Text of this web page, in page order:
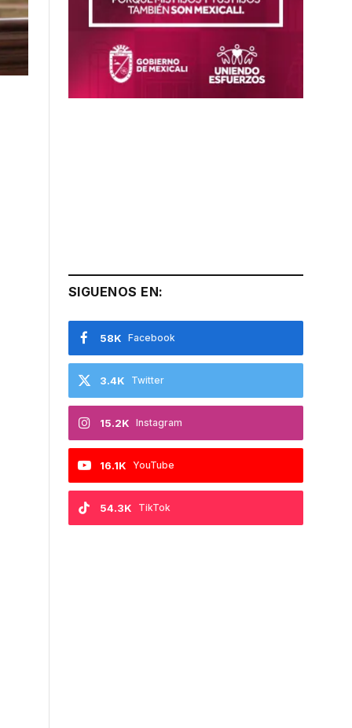
SIGUENOS EN:
Facebook
58K
Twitter
3.4K
Instagram
15.2K
YouTube
16.1K
TikTok
54.3K